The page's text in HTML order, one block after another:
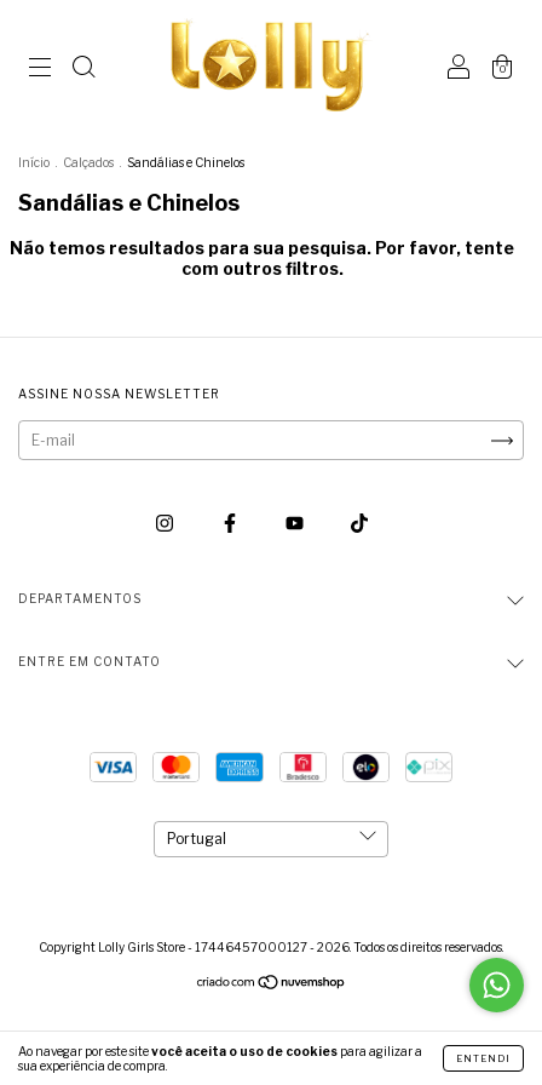
0
Ao navegar por este sitevocê aceita o uso de cookies para agilizar a
sua experiência de compra.
ENTENDI
Início Calçados Sandálias e Chinelos
Sandálias e Chinelos
Não temos resultados para sua pesquisa. Por favor, tente
com outros filtros.
ASSINE NOSSA NEWSLETTER
DEPARTAMENTOS
ENTRE EM CONTATO
Copyright Lolly Girls Store - 17446457000127 - 2026. Todos os direitos reservados.